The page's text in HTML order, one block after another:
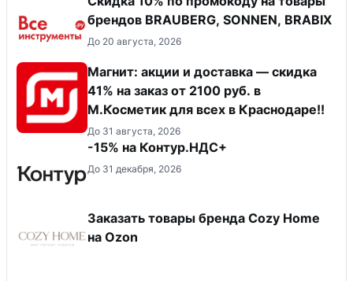
брендов BRAUBERG, SONNEN, BRABIX
До 20 августа, 2026
Магнит: акции и доставка — скидка
41% на заказ от 2100 руб. в
М.Косметик для всех в Краснодаре!!
До 31 августа, 2026
-15% на Контур.НДС+
До 31 декабря, 2026
Заказать товары бренда Cozy Home
на Ozon